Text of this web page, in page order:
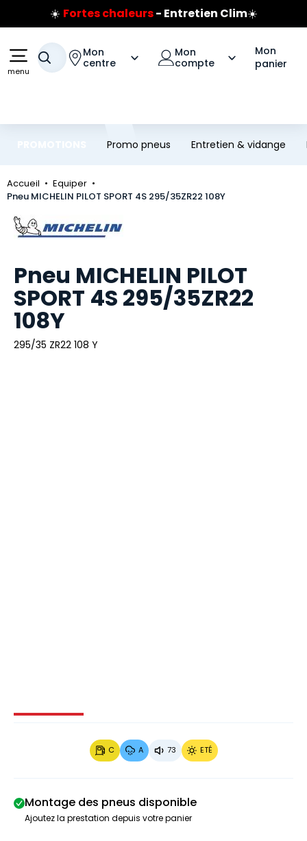
Aller au contenu principal
Aller à la navigation
☀️ Fortes chaleurs- Entretien Clim☀️
Prix coûtant pneus Bridgestone
🔥
Jusqu'à 120€ remboursés
sur les pneus Bridgestone
menu
Votre recherche
Mon
centre
Mon
compte
Mon
panier
Promo pneus Entretien & vidange
Accueil
Equiper
Pneu MICHELIN PILOT SPORT 4S 295/35ZR22 108Y
Marque
Pneu MICHELIN PILOT
SPORT 4S 295/35ZR22
108Y
295/35 ZR22 108 Y
Image 1 sur 4
C A 73 ETÉ
Montage des pneus disponible
Ajoutez la prestation depuis votre panier